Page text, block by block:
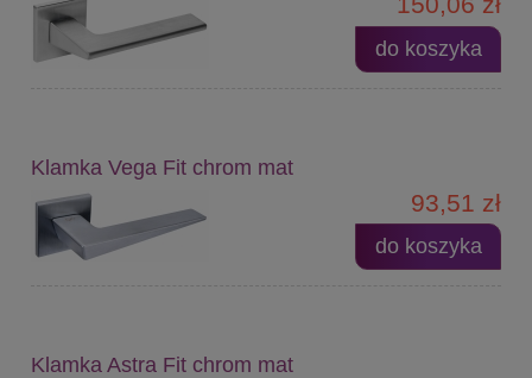
do koszyka
Klamka Vega Fit chrom mat
93,51 zł
do koszyka
Klamka Astra Fit chrom mat